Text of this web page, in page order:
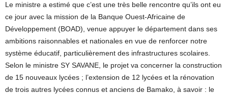
Le ministre a estimé que c’est une très belle rencontre qu’ils ont eu
ce jour avec la mission de la Banque Ouest-Africaine de
Développement (BOAD), venue appuyer le département dans ses
ambitions raisonnables et nationales en vue de renforcer notre
système éducatif, particulièrement des infrastructures scolaires.
Selon le ministre SY SAVANE, le projet va concerner la construction
de 15 nouveaux lycées ; l’extension de 12 lycées et la rénovation
de trois autres lycées connus et anciens de Bamako, à savoir : le